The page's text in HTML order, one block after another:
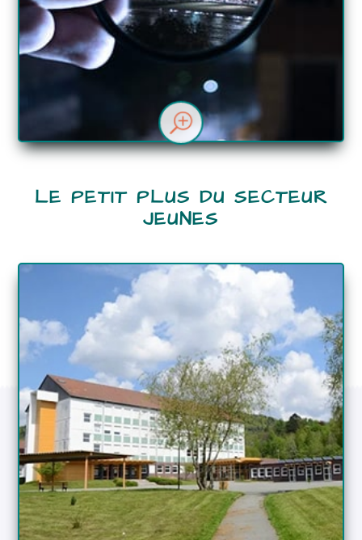
T
Animateur
LE PETIT PLUS DU SECTEUR
JEUNES
Animateur
Dimitri Moussaoui
DÉTAILS